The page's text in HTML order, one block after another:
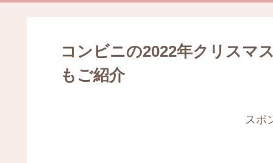
コンビニの2022年クリスマ
もご紹介
スポ